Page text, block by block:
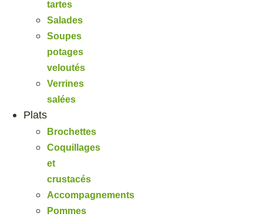
tartes
Salades
Soupes
potages
veloutés
Verrines
salées
Plats
Brochettes
Coquillages
et
crustacés
Accompagnements
Pommes